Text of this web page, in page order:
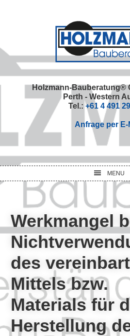
Holzmann-Bauberatung®
Perth - Western
Tel.: +61 4 491
Anfrage per E-
MENU
Werkmangel
des
Mittels bzw.
Materials für
Herstellung